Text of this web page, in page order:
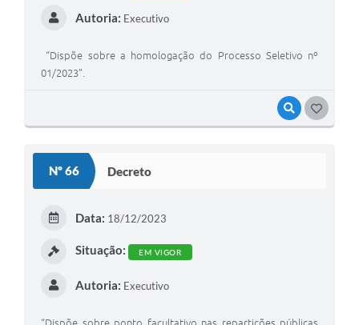
VISUALIZAR
Autoria: Executivo
“Dispõe sobre a homologação do Processo Seletivo nº
01/2023”.
Nº 66 Decreto
Data: 18/12/2023
Situação: EM VIGOR
Autoria: Executivo
“Dispõe sobre ponto facultativo nas repartições públicas